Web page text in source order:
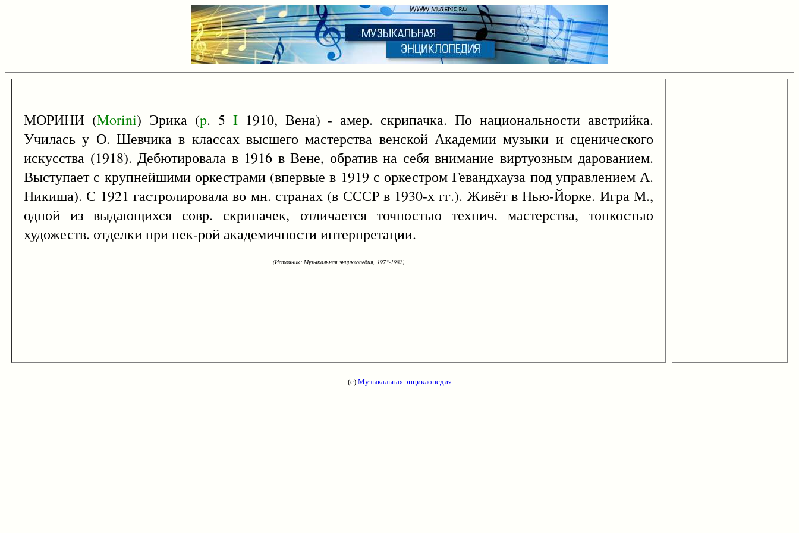
МОРИНИ (Morini) Эрика (p. 5 I1910, Вена) - амер. скрипачка. По национальности австрийка.
Училась у О. Шевчика в классах высшего мастерства венской Академии музыки и сценического
искусства (1918). Дебютировала в 1916 в Вене, обратив на себя внимание виртуозным дарованием.
Выступает с крупнейшими оркестрами (впервые в 1919 с оркестром Гевандхауза под управлением А.
Никиша). С 1921 гастролировала во мн. странах (в СССР в 1930-х гг.). Живёт в Нью-Йорке. Игра М.,
одной из выдающихся совр. скрипачек, отличается точностью технич. мастерства, тонкостью
художеств. отделки при нек-рой академичности интерпретации.
(Источник: Музыкальная энциклопедия, 1973-1982)
(с) Музыкальная энциклопедия